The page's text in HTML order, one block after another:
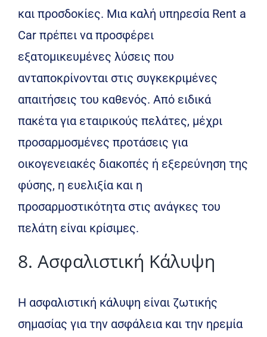
και προσδοκίες. Μια καλή υπηρεσία Rent a
Car πρέπει να προσφέρει
εξατομικευμένες λύσεις που
ανταποκρίνονται στις συγκεκριμένες
απαιτήσεις του καθενός. Από ειδικά
πακέτα για εταιρικούς πελάτες, μέχρι
προσαρμοσμένες προτάσεις για
οικογενειακές διακοπές ή εξερεύνηση της
φύσης, η ευελιξία και η
προσαρμοστικότητα στις ανάγκες του
πελάτη είναι κρίσιμες.
8. Ασφαλιστική Κάλυψη
Η ασφαλιστική κάλυψη είναι ζωτικής
σημασίας για την ασφάλεια και την ηρεμία